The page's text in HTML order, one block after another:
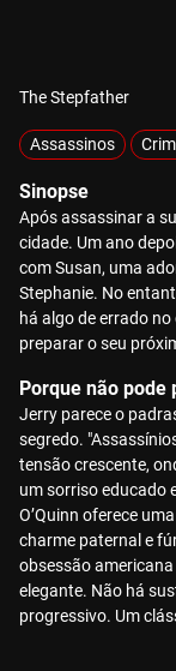
The Stepfather
Assassinos
Sinopse
Após assassinar a
cidade. Um ano
com Susan, uma
Stephanie. No
há algo de errado
preparar o seu
Porque não pode
Jerry parece o
segredo.
tensão crescente,
um sorriso educado
O’Quinn oferece
charme paternal e
obsessão
elegante. Não há
progressivo. Um